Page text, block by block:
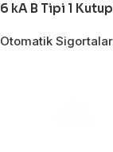
6 kA B Tipi 1
Otomatik